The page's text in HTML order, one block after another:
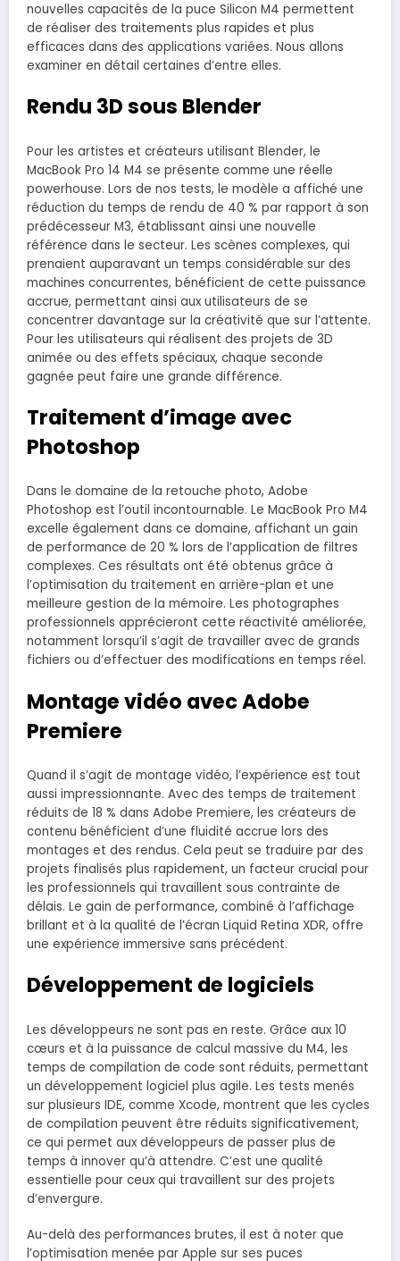
nouvelles capacités de la puce Silicon M4 permettent
de réaliser des traitements plus rapides et plus
efficaces dans des applications variées. Nous allons
examiner en détail certaines d’entre elles.
Rendu 3D sous Blender
Pour les artistes et créateurs utilisant Blender, le
MacBook Pro 14 M4 se présente comme une réelle
powerhouse. Lors de nos tests, le modèle a affiché une
réduction du temps de rendu de 40 % par rapport à son
prédécesseur M3, établissant ainsi une nouvelle
référence dans le secteur. Les scènes complexes, qui
prenaient auparavant un temps considérable sur des
machines concurrentes, bénéficient de cette puissance
accrue, permettant ainsi aux utilisateurs de se
concentrer davantage sur la créativité que sur l’attente.
Pour les utilisateurs qui réalisent des projets de 3D
animée ou des effets spéciaux, chaque seconde
gagnée peut faire une grande différence.
Traitement d’image avec
Photoshop
Dans le domaine de la retouche photo, Adobe
Photoshop est l’outil incontournable. Le MacBook Pro M4
excelle également dans ce domaine, affichant un gain
de performance de 20 % lors de l’application de filtres
complexes. Ces résultats ont été obtenus grâce à
l’optimisation du traitement en arrière-plan et une
meilleure gestion de la mémoire. Les photographes
professionnels apprécieront cette réactivité améliorée,
notamment lorsqu’il s’agit de travailler avec de grands
fichiers ou d’effectuer des modifications en temps réel.
Montage vidéo avec Adobe
Premiere
Quand il s’agit de montage vidéo, l’expérience est tout
aussi impressionnante. Avec des temps de traitement
réduits de 18 % dans Adobe Premiere, les créateurs de
contenu bénéficient d’une fluidité accrue lors des
montages et des rendus. Cela peut se traduire par des
projets finalisés plus rapidement, un facteur crucial pour
les professionnels qui travaillent sous contrainte de
délais. Le gain de performance, combiné à l’affichage
brillant et à la qualité de l’écran Liquid Retina XDR, offre
une expérience immersive sans précédent.
Développement de logiciels
Les développeurs ne sont pas en reste. Grâce aux 10
cœurs et à la puissance de calcul massive du M4, les
temps de compilation de code sont réduits, permettant
un développement logiciel plus agile. Les tests menés
sur plusieurs IDE, comme Xcode, montrent que les cycles
de compilation peuvent être réduits significativement,
ce qui permet aux développeurs de passer plus de
temps à innover qu’à attendre. C’est une qualité
essentielle pour ceux qui travaillent sur des projets
d’envergure.
Au-delà des performances brutes, il est à noter que
l’optimisation menée par Apple sur ses puces